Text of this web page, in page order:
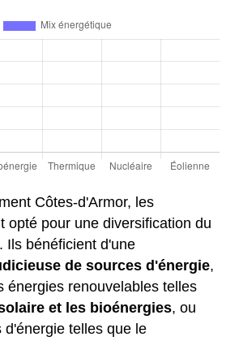
Côtes-d'Armor, les
opté pour une diversification du
Ils bénéficient d'une
de sources d'énergie,
énergies renouvelables telles
et les bioénergies, ou
d'énergie telles que le